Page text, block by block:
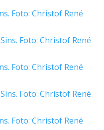
Foto: Christof René
Foto: Christof René
Foto: Christof René